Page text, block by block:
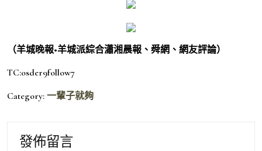
（羊城晚報•羊城派綜合瀟湘晨報、舜網、網友評論）
TC:osder9follow7
Category: 一輩子就夠
發佈留言